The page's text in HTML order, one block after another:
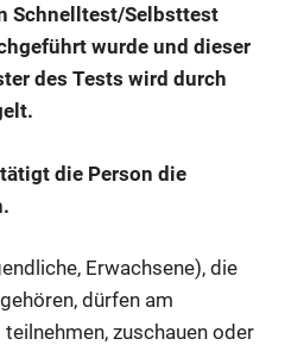
Schnelltest/Selbsttest
wurde und dieser
des Tests wird durch
die Person die
Erwachsene), die
dürfen am
zuschauen oder